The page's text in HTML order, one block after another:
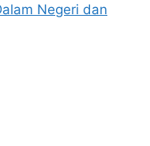
Negeri dan